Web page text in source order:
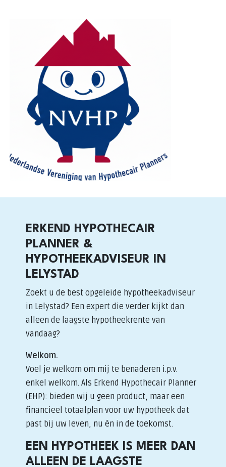
ERKEND HYPOTHECAIR
PLANNER &
HYPOTHEEKADVISEUR IN
LELYSTAD
Zoekt u de best opgeleide hypotheekadviseur
in Lelystad? Een expert die verder kijkt dan
alleen de laagste hypotheekrente van
vandaag?
Welkom.
Voel je welkom om mij te benaderen i.p.v.
enkel welkom. Als Erkend Hypothecair Planner
(EHP): bieden wij u geen product, maar een
financieel totaalplan voor uw hypotheek dat
past bij uw leven, nu én in de toekomst.
EEN HYPOTHEEK IS MEER DAN
ALLEEN DE LAAGSTE